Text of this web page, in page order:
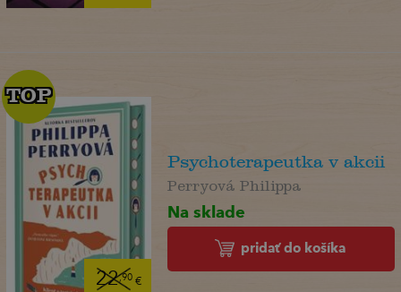
22,90€
TOP
TOP
Psychoterapeutka v akcii
Perryová Philippa
Na sklade
pridať do košíka